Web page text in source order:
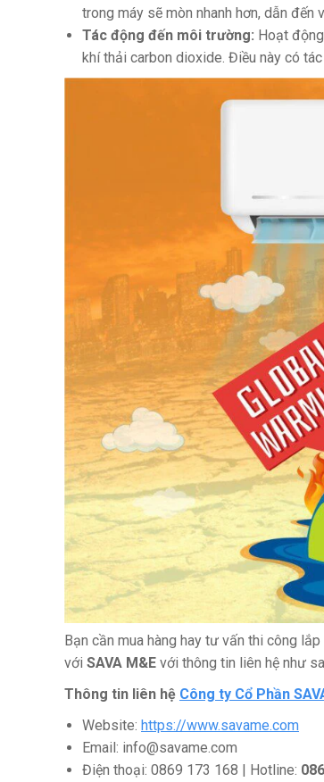
trong máy sẽ mòn nhanh hơn, dẫn đến
Tác động đến môi trường: Hoạt
khí thải carbon dioxide. Điều này có
Bạn cần mua hàng hay tư vấn thi công
với SAVA M&E với thông tin liên hệ như
Thông tin liên hệ Công ty Cổ Phần
Website: https://www.savame.com
Email: info@savame.com
Điện thoại: 0869 173 168 | Hotline: